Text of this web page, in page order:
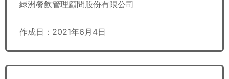
緑洲餐飲管理顧問股份有限公司
作成日：2021年6月4日